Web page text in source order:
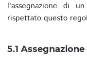
l'assegnazione di
rispettato questo
5.1